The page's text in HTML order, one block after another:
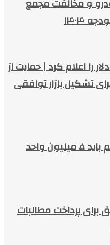
۱۴۰۴
را اعلام کرد | حمایت از
تشکیل بازار توافقی
طبق قانون برنامه هفتم باید ۵ میلیون واحد
پرداخت مطالبات